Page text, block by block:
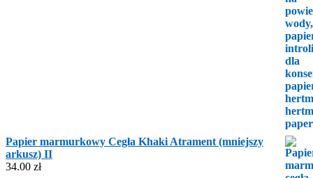
Papier marmurkowy Cegła Khaki Atrament (mniejszy
arkusz) II
34.00 zł